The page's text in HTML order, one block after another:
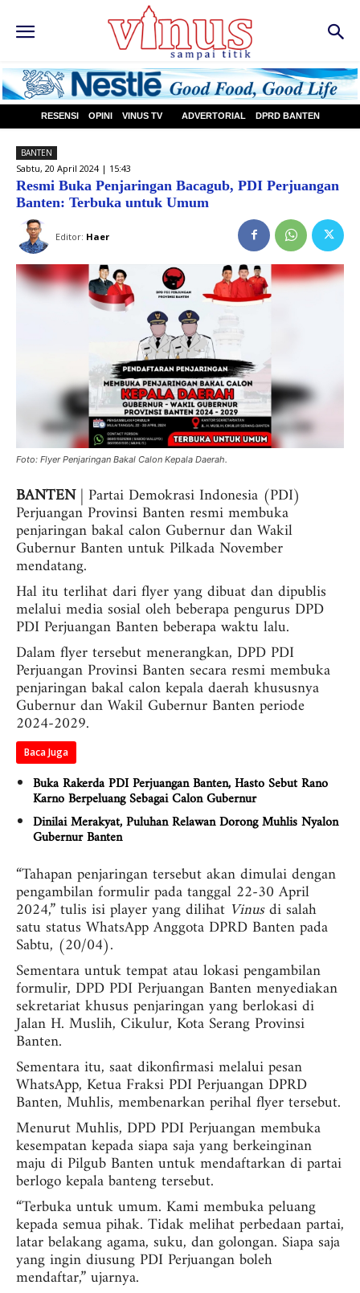
RESENSI OPINI VINUS TV ADVERTORIAL DPRD BANTEN
BANTEN
Sabtu, 20 April 2024 | 15:43
Resmi Buka Penjaringan Bacagub, PDI Perjuangan
Banten: Terbuka untuk Umum
Editor: Haer
Foto: Flyer Penjaringan Bakal Calon Kepala Daerah.
BANTEN| Partai Demokrasi Indonesia (PDI)
Perjuangan Provinsi Banten resmi membuka
penjaringan bakal calon Gubernur dan Wakil
Gubernur Banten untuk Pilkada November
mendatang.
Hal itu terlihat dari flyer yang dibuat dan dipublis
melalui media sosial oleh beberapa pengurus DPD
PDI Perjuangan Banten beberapa waktu lalu.
Dalam flyer tersebut menerangkan, DPD PDI
Perjuangan Provinsi Banten secara resmi membuka
penjaringan bakal calon kepala daerah khususnya
Gubernur dan Wakil Gubernur Banten periode
2024-2029.
Baca Juga
Buka Rakerda PDI Perjuangan Banten, Hasto Sebut Rano
Karno Berpeluang Sebagai Calon Gubernur
Dinilai Merakyat, Puluhan Relawan Dorong Muhlis Nyalon
Gubernur Banten
“Tahapan penjaringan tersebut akan dimulai dengan
pengambilan formulir pada tanggal 22-30 April
2024,” tulis isi player yang dilihat Vinusdi salah
satu status WhatsApp Anggota DPRD Banten pada
Sabtu, (20/04).
Sementara untuk tempat atau lokasi pengambilan
formulir, DPD PDI Perjuangan Banten menyediakan
sekretariat khusus penjaringan yang berlokasi di
Jalan H. Muslih, Cikulur, Kota Serang Provinsi
Banten.
Sementara itu, saat dikonfirmasi melalui pesan
WhatsApp, Ketua Fraksi PDI Perjuangan DPRD
Banten, Muhlis, membenarkan perihal flyer tersebut.
Menurut Muhlis, DPD PDI Perjuangan membuka
kesempatan kepada siapa saja yang berkeinginan
maju di Pilgub Banten untuk mendaftarkan di partai
berlogo kepala banteng tersebut.
“Terbuka untuk umum. Kami membuka peluang
kepada semua pihak. Tidak melihat perbedaan partai,
latar belakang agama, suku, dan golongan. Siapa saja
yang ingin diusung PDI Perjuangan boleh
mendaftar,” ujarnya.